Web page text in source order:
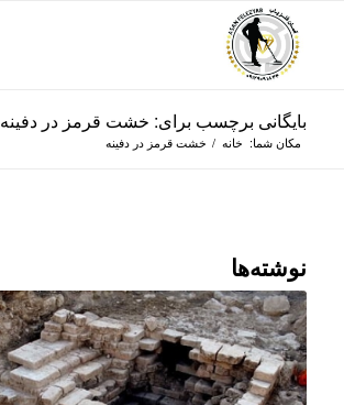
بایگانی برچسب برای: خشت قرمز در دفینه
مکان شما: خانه / خشت قرمز در دفینه
نوشته‌ها